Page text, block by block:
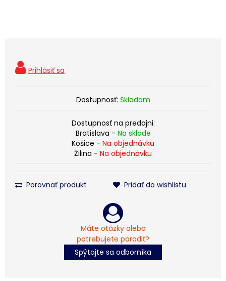
Dostupnosť: Skladom
Dostupnosť na predajni:
Bratislava - Na sklade
Košice - Na objednávku
Žilina - Na objednávku
Porovnať produkt Pridať do wishlistu
Máte otázky alebo
potrebujete poradiť?
Spýtajte sa odborníka